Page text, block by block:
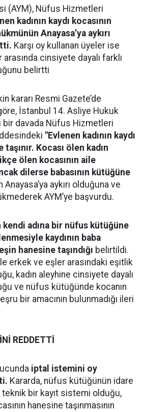
(AYM), Nüfus Hizmetleri
kadının kaydı kocasının
Anayasa’ya aykırı
Karşı oy kullanan üyeler ise
cinsiyete dayalı farklı
belirtti
kararı Resmi Gazete’de
İstanbul 14. Asliye Hukuk
bir davada Nüfus Hizmetleri
"Evlenen kadının kaydı
taşınır. Kocası ölen kadın
ölen kocasının aile
dilerse babasının kütüğüne
Anayasa’ya aykırı olduğuna ve
AYM’ye başvurdu.
kendi adına bir nüfus kütüğüne
kaydının baba
hanesine taşındığı belirtildi.
erkek ve eşler arasındaki eşitlik
kadın aleyhine cinsiyete dayalı
ve nüfus kütüğünde kocanın
bir amacının bulunmadığı ileri
REDDETTİ
iptal istemini oy
Kararda, nüfus kütüğünün idare
bir kayıt sistemi olduğu,
hanesine taşınmasının